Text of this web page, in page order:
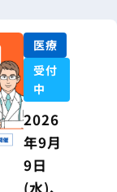
医療
受付
中
2026
年9月
9日
(水)、